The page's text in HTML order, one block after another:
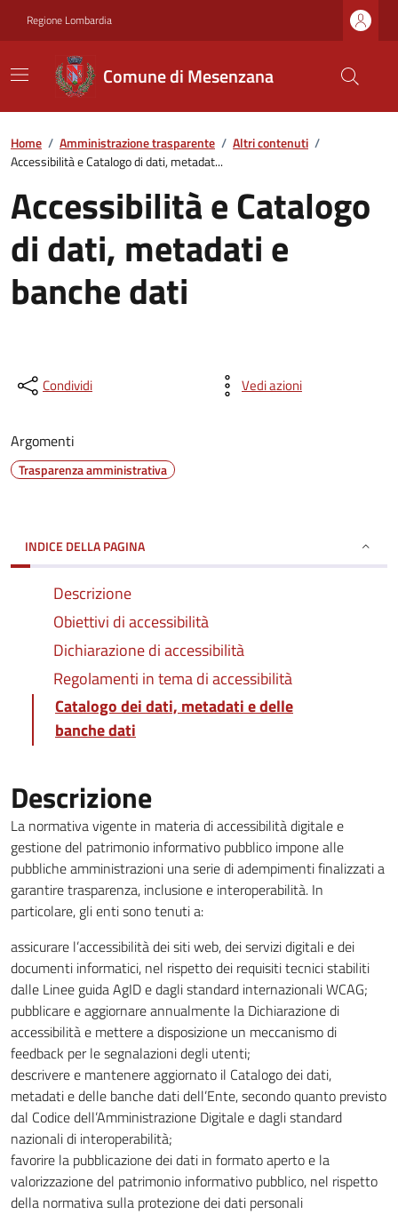
Regione Lombardia
Comune di Mesenzana
Home / Amministrazione trasparente / Altri contenuti /
Accessibilità e Catalogo di dati, metadat...
Accessibilità e Catalogo
di dati, metadati e
banche dati
Condividi Vedi azioni
Argomenti
Trasparenza amministrativa
INDICE DELLA PAGINA
Descrizione
Obiettivi di accessibilità
Dichiarazione di accessibilità
Regolamenti in tema di accessibilità
Catalogo dei dati, metadati e delle
banche dati
Descrizione
La normativa vigente in materia di accessibilità digitale e
gestione del patrimonio informativo pubblico impone alle
pubbliche amministrazioni una serie di adempimenti finalizzati a
garantire trasparenza, inclusione e interoperabilità. In
particolare, gli enti sono tenuti a:
assicurare l’accessibilità dei siti web, dei servizi digitali e dei
documenti informatici, nel rispetto dei requisiti tecnici stabiliti
dalle Linee guida AgID e dagli standard internazionali WCAG;
pubblicare e aggiornare annualmente la Dichiarazione di
accessibilità e mettere a disposizione un meccanismo di
feedback per le segnalazioni degli utenti;
descrivere e mantenere aggiornato il Catalogo dei dati,
metadati e delle banche dati dell’Ente, secondo quanto previsto
dal Codice dell’Amministrazione Digitale e dagli standard
nazionali di interoperabilità;
favorire la pubblicazione dei dati in formato aperto e la
valorizzazione del patrimonio informativo pubblico, nel rispetto
della normativa sulla protezione dei dati personali